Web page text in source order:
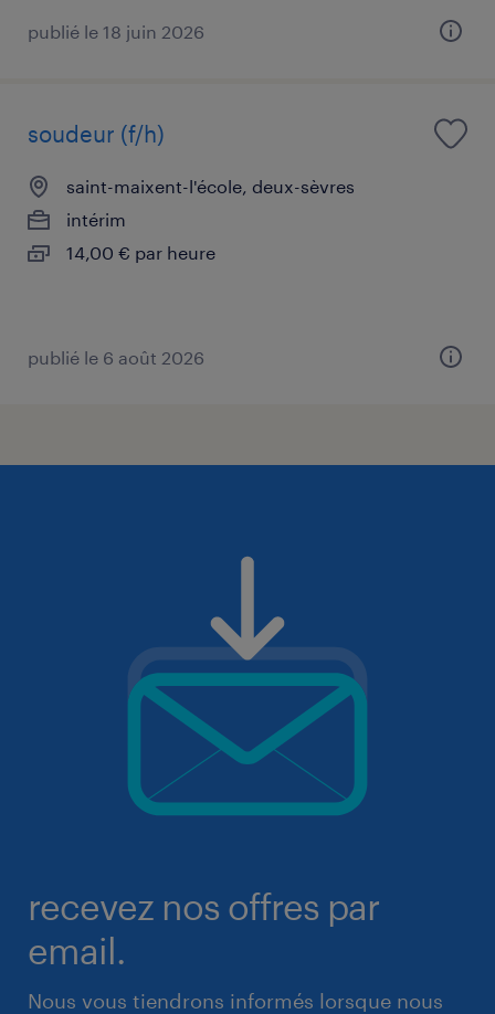
publié le 18 juin 2026
soudeur (f/h)
saint-maixent-l'école, deux-sèvres
intérim
14,00 € par heure
publié le 6 août 2026
recevez nos offres par
email.
Nous vous tiendrons informés lorsque nous